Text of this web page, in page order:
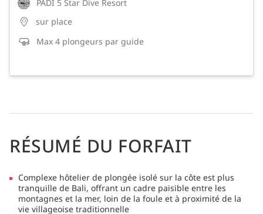
PADI 5 Star Dive Resort
sur place
Max 4 plongeurs par guide
RÉSUMÉ DU FORFAIT
Complexe hôtelier de plongée isolé sur la côte est plus
tranquille de Bali, offrant un cadre paisible entre les
montagnes et la mer, loin de la foule et à proximité de la
vie villageoise traditionnelle